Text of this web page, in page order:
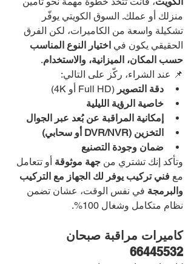
منزلك أو عملك. السوق الكويتي يوفّر
تشكيلة واسعة من الكاميرات، لكن الفرق
الحقيقي يكون في اختيار النوع المناسب
حسب المكان، الميزانية، والاستخدام.
📌 عند الشراء، ركّز على التالي:
دقة التصوير (Full HD أو 4K)
خاصية الرؤية الليلية
إمكانية المراقبة عن بُعد عبر الجوال
التخزين (DVR/NVR أو سحابي)
ضمان وجودة التصنيع
وتأكد إنك تشتري من جهة موثوقة أو تتعامل
مع فني تركيب يوفر لك الجهاز مع التركيب
والبرمجة في نفس الوقت، عشان تضمن
نظام متكامل وشغال 100%.
كاميرات مراقبة صبحان
66445532